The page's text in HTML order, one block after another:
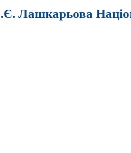
Лашкарьова